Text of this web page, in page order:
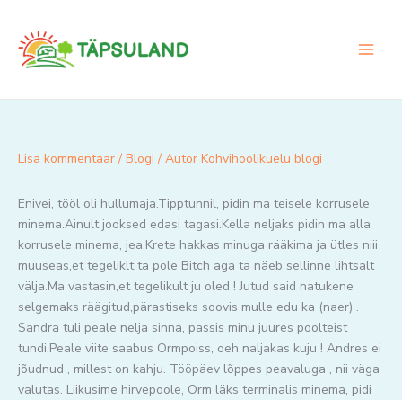
content
Lisa kommentaar / Blogi / Autor Kohvihoolikuelu blogi
Enivei, tööl oli hullumaja.Tipptunnil, pidin ma teisele korrusele
minema.Ainult jooksed edasi tagasi.Kella neljaks pidin ma alla
korrusele minema, jea.Krete hakkas minuga rääkima ja ütles niii
muuseas,et tegeliklt ta pole Bitch aga ta näeb sellinne lihtsalt
välja.Ma vastasin,et tegelikult ju oled ! Jutud said natukene
selgemaks räägitud,pärastiseks soovis mulle edu ka (naer) .
Sandra tuli peale nelja sinna, passis minu juures poolteist
tundi.Peale viite saabus Ormpoiss, oeh naljakas kuju ! Andres ei
jõudnud , millest on kahju. Tööpäev lõppes peavaluga , nii väga
valutas. Liikusime hirvepoole, Orm läks terminalis minema, pidi